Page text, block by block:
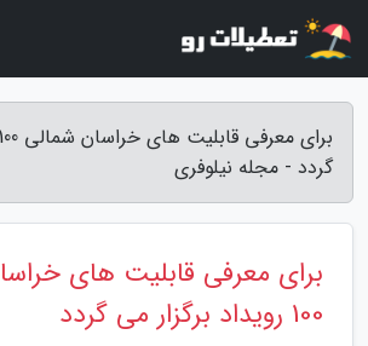
گردد - مجله نیلوفری
برای معرفی قابلیت های
100 رویداد برگزار می گردد